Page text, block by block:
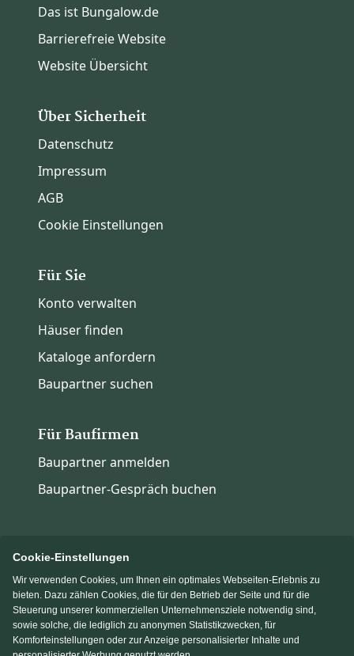
Das ist Bungalow.de
Barrierefreie Website
Website Übersicht
Über Sicherheit
Datenschutz
Impressum
AGB
Cookie Einstellungen
Für Sie
Konto verwalten
Häuser finden
Kataloge anfordern
Baupartner suchen
Für Baufirmen
Baupartner anmelden
Baupartner-Gespräch buchen
Immowelt.de Bauen.de
Massivhaus.de Fertighaus.de
Cookie-Einstellungen
Wir verwenden Cookies, um Ihnen ein optimales Webseiten-Erlebnis zu
bieten. Dazu zählen Cookies, die für den Betrieb der Seite und für die
Steuerung unserer kommerziellen Unternehmensziele notwendig sind,
sowie solche, die lediglich zu anonymen Statistikzwecken, für
Komforteinstellungen oder zur Anzeige personalisierter Inhalte und